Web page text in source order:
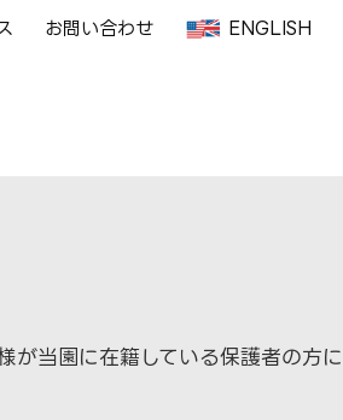
お問い合わせ ENGLISH
当園に在籍している保護者の方